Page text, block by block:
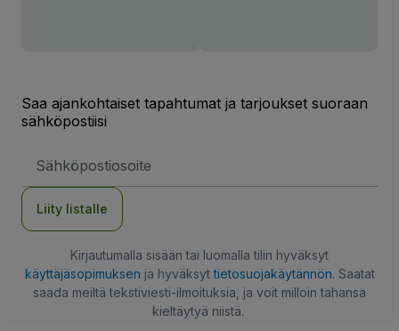
Saa ajankohtaiset tapahtumat ja tarjoukset suoraan
sähköpostiisi
Liity listalle
Kirjautumalla sisään tai luomalla tilin hyväksyt
käyttäjäsopimuksen ja hyväksyttietosuojakäytännön. Saatat
saada meiltä tekstiviesti-ilmoituksia, ja voit milloin tahansa
kieltäytyä niistä.